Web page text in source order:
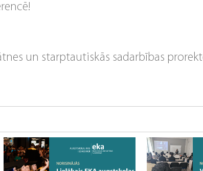
un starptautiskās sadarbības